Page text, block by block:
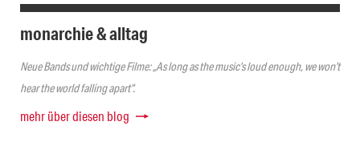
monarchie & alltag
Neue Bands und wichtige Filme: „As long as the music’s loud enough, we won’t
hear the world falling apart“.
mehr über diesen blog